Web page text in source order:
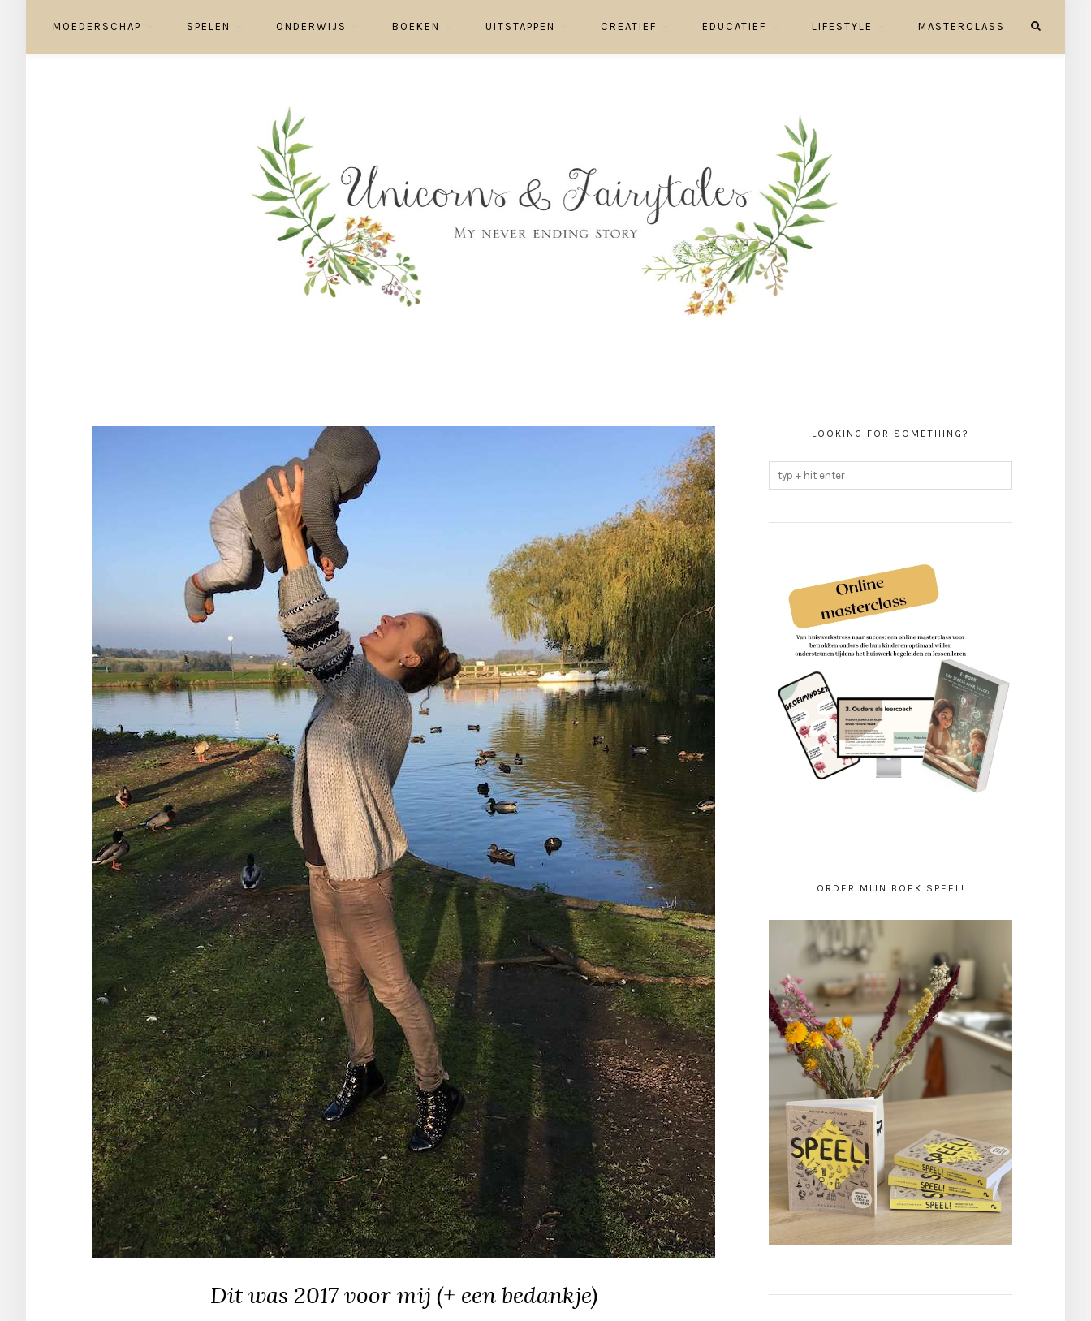
MOEDERSCHAP SPELEN ONDERWIJS BOEKEN UITSTAPPEN CREATIEF EDUCATIEF LIFESTYLE MASTERCLASS
Dit was 2017 voor mij (+ een bedankje)
LOOKING FOR SOMETHING?
ORDER MIJN BOEK SPEEL!